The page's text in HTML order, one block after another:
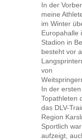
In der
meine
im Winter
Europahalle
Stadion in
besteht vor
von
In der
Topathleten
das DLV-
Region
Sportlich
aufzeigt,